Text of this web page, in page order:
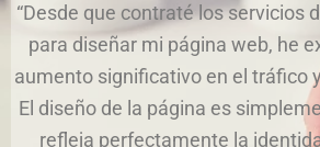
“Desde que contraté los servicios
para diseñar mi página web, he
aumento significativo en el tráfico
El diseño de la página es
refleja perfectamente la